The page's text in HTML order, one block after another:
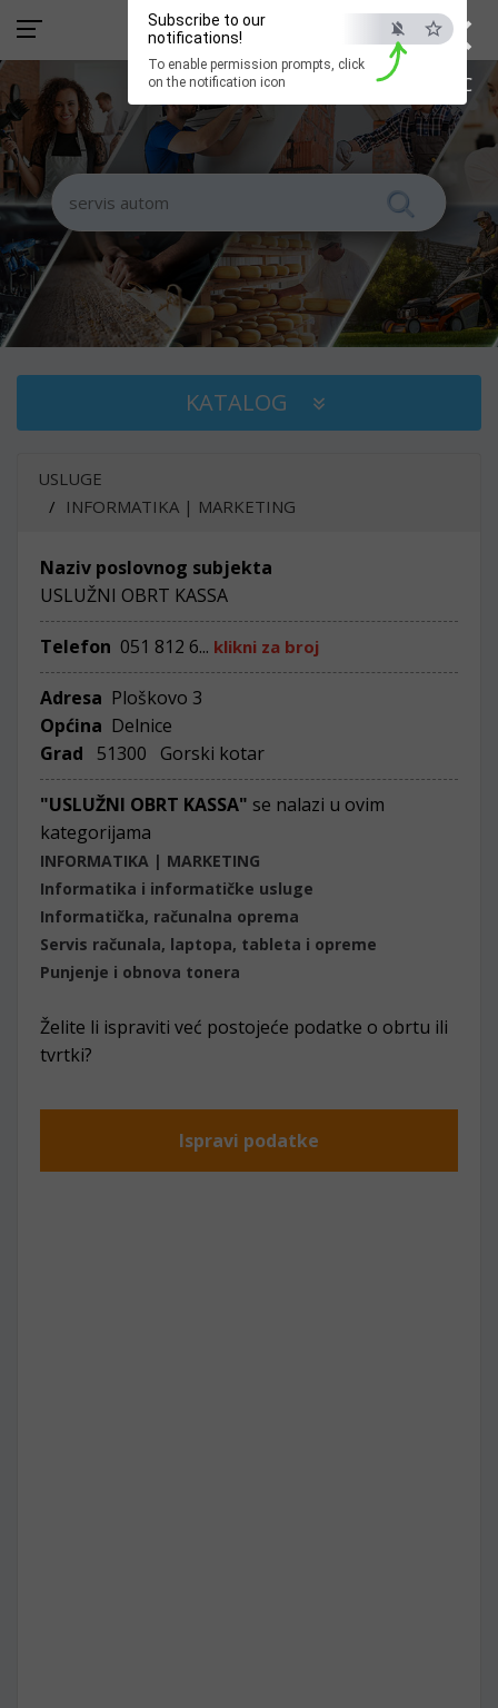
×
ESC
Subscribe to our
notifications!
To enable permission prompts, click
on the notification icon
KATALOG
USLUGE
INFORMATIKA | MARKETING
Naziv poslovnog subjekta
USLUŽNI OBRT KASSA
Telefon 051 812 6... klikni za broj
Adresa Ploškovo 3
Općina Delnice
Grad
51300 Gorski kotar
"USLUŽNI OBRT KASSA" se nalazi u ovim
kategorijama
INFORMATIKA | MARKETING
Informatika i informatičke usluge
Informatička, računalna oprema
Servis računala, laptopa, tableta i opreme
Punjenje i obnova tonera
Želite li ispraviti već postojeće podatke o obrtu ili
tvrtki?
Ispravi podatke